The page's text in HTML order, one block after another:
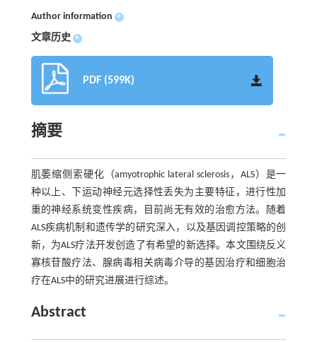
Author information +
文章历史 +
PDF (599K)
摘要
肌萎缩侧索硬化（amyotrophic lateral sclerosis，ALS）是一
种以上、下运动神经元选择性丢失为主要特征，进行性加
重的神经系统变性疾病，目前尚无有效的治愈方法。随着
ALS疾病机制和遗传学的研究深入，以及基因调控策略的创
新，为ALS疗法开发创造了有希望的新选择。本文围绕反义
寡核苷酸疗法、腺病毒相关病毒介导的基因治疗和细胞治
疗在ALS中的研究进展进行综述。
Abstract